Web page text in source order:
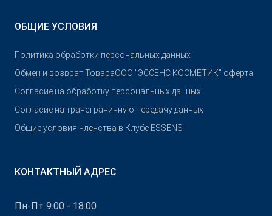
ОБЩИЕ УСЛОВИЯ
Политика обработки персональных данных
Обмен и возврат ТовараOOO "ЭССЕНС КОСМЕТИК" оферта
Согласие на обработку персональных данных
Согласие на трансграничную передачу данных
Общие условия членства в Клубе ESSENS
КОНТАКТНЫЙ АДРЕС
Пн-Пт 9:00 - 18:00